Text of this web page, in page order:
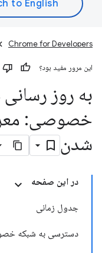
Chrome for Developers
این مرور مفید بود؟
به روز
خصوصی:
شدن
در این صفحه
جدول زمانی
دسترسی به شبکه